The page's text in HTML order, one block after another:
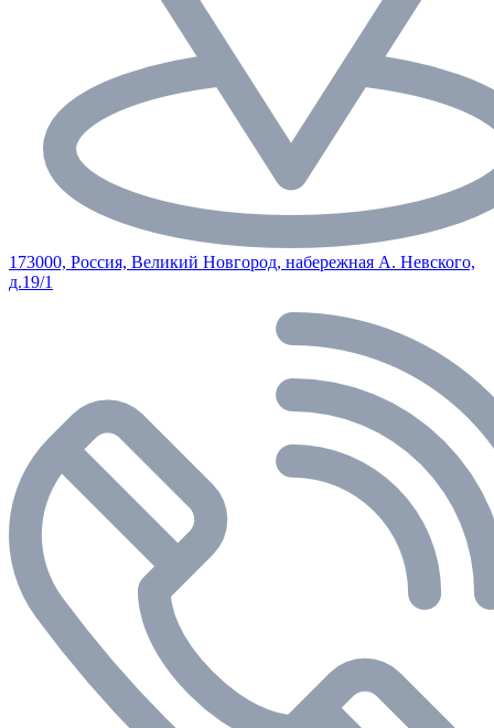
173000, Россия, Великий Новгород, набережная А. Невского,
д.19/1